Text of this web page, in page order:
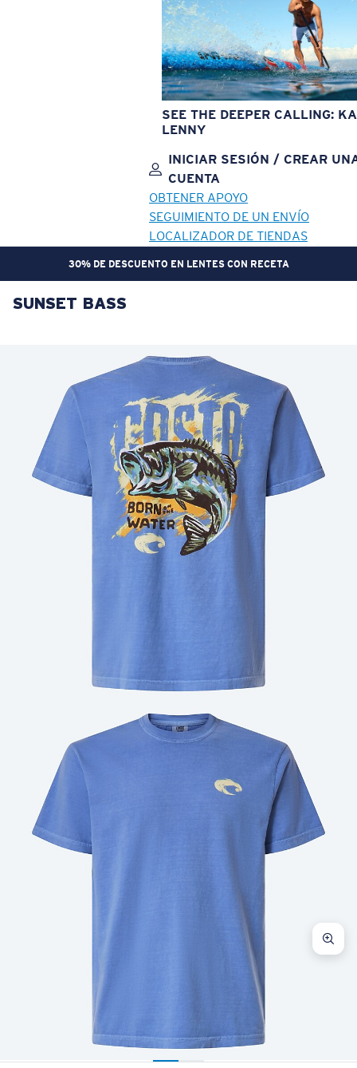
SEE THE DEEPER CALLING:
LENNY
INICIAR SESIÓN / CREAR
CUENTA
OBTENER APOYO
SEGUIMIENTO DE UN ENVÍO
LOCALIZADOR DE TIENDAS
30% DE DESCUENTO EN LENTES CON RECETA
OBJETIVO ACTUALIZADO
Precio:
Cantidad:
Precio: Sin cargo
Cantidad:
SUNSET BASS